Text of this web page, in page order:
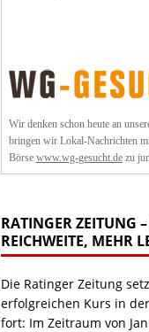
Wir denken schon heute an
bringen wir Lokal-Nachrichten
Börse www.wg-gesucht.dezu
RATINGER ZEITUNG
REICHWEITE, MEHR
Die Ratinger Zeitung
erfolgreichen Kurs in
fort: Im Zeitraum von